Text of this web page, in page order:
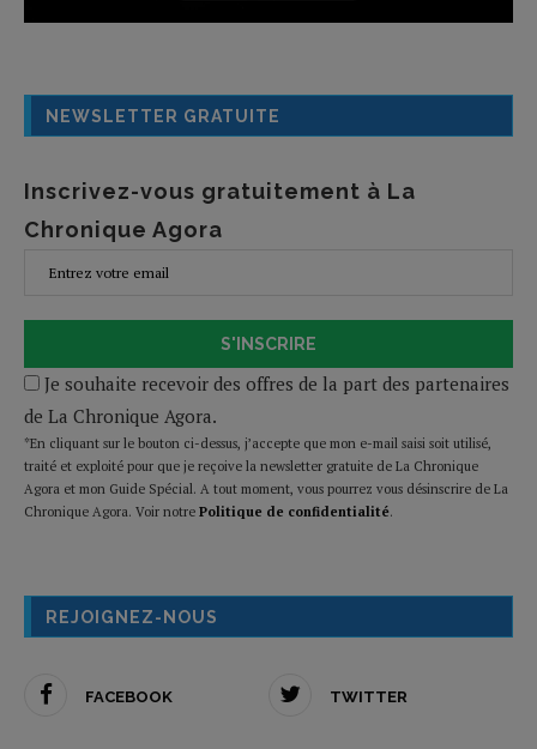
NEWSLETTER GRATUITE
Inscrivez-vous gratuitement à La
Chronique Agora
S'INSCRIRE
Je souhaite recevoir des offres de la part des partenaires
de La Chronique Agora.
*En cliquant sur le bouton ci-dessus, j’accepte que mon e-mail saisi soit utilisé,
traité et exploité pour que je reçoive la newsletter gratuite de La Chronique
Agora et mon Guide Spécial. A tout moment, vous pourrez vous désinscrire de La
Chronique Agora. Voir notre Politique de confidentialité.
REJOIGNEZ-NOUS
FACEBOOK TWITTER